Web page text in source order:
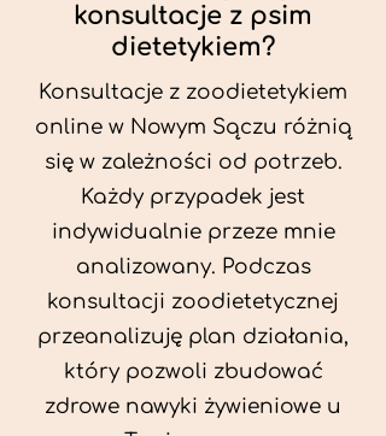
konsultacje z psim
dietetykiem?
Konsultacje z zoodietetykiem
online w Nowym Sączu różnią
się w zależności od potrzeb.
Każdy przypadek jest
indywidualnie przeze mnie
analizowany. Podczas
konsultacji zoodietetycznej
przeanalizuję plan działania,
który pozwoli zbudować
zdrowe nawyki żywieniowe u